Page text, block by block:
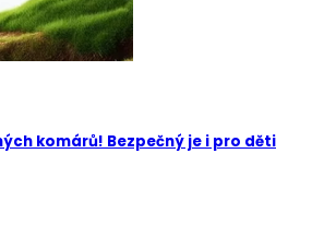
komárů! Bezpečný je i pro děti